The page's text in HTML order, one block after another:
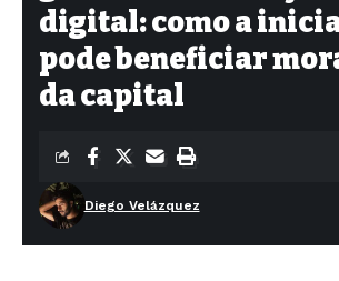
digital: como a
pode beneficiar
da capital
Diego Velázquez